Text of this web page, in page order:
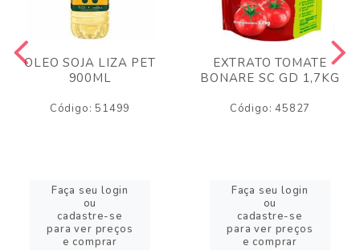
OLEO SOJA LIZA PET
900ML
Código: 51499
Faça seu login
ou
cadastre-se
para ver preços
e comprar
EXTRATO TOMATE
BONARE SC GD 1,7KG
Código: 45827
Faça seu login
ou
cadastre-se
para ver preços
e comprar